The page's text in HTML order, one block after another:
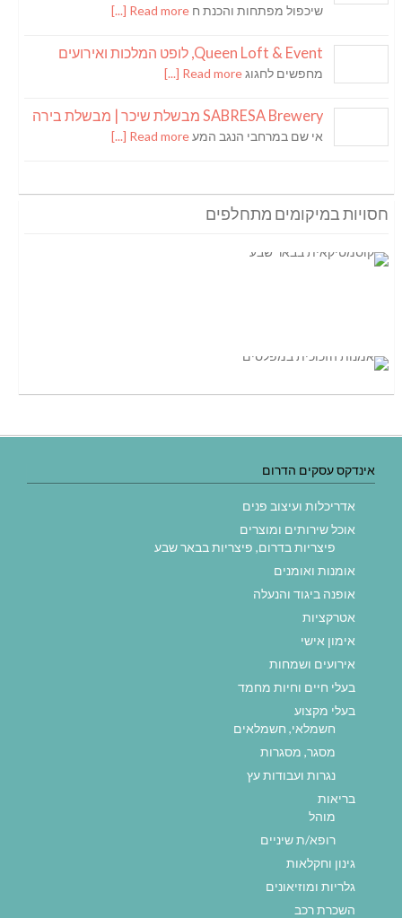
שיכפול מפתחות והכנת ח Read more [...]
Queen Loft & Event, לופט המלכות ואירועים
מחפשים לחגוגRead more [...]
SABRESA Brewery מבשלת שיכר | מבשלת בירה
אי שם במרחבי הנגב המעRead more [...]
חסויות במיקומים מתחלפים
אינדקס עסקים הדרום
אדריכלות ועיצוב פנים
אוכל שירותים ומוצרים
פיצריות בדרום, פיצריות בבאר שבע
אומנות ואומנים
אופנה ביגוד והנעלה
אטרקציות
אימון אישי
אירועים ושמחות
בעלי חיים וחיות מחמד
בעלי מקצוע
חשמלאי, חשמלאים
מסגר, מסגרות
נגרות ועבודות עץ
בריאות
מוהל
רופא/ת שיניים
גינון וחקלאות
גלריות ומוזיאונים
השכרת רכב